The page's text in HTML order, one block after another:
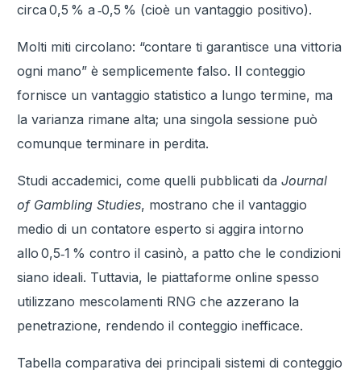
circa 0,5 % a ‑0,5 % (cioè un vantaggio positivo).
Molti miti circolano: “contare ti garantisce una vittoria
ogni mano” è semplicemente falso. Il conteggio
fornisce un vantaggio statistico a lungo termine, ma
la varianza rimane alta; una singola sessione può
comunque terminare in perdita.
Studi accademici, come quelli pubblicati daJournal
of Gambling Studies, mostrano che il vantaggio
medio di un contatore esperto si aggira intorno
allo 0,5‑1 % contro il casinò, a patto che le condizioni
siano ideali. Tuttavia, le piattaforme online spesso
utilizzano mescolamenti RNG che azzerano la
penetrazione, rendendo il conteggio inefficace.
Tabella comparativa dei principali sistemi di conteggio